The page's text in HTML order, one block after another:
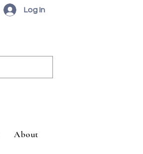
Log In
About